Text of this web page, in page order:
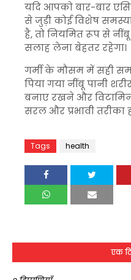
यदि आपको बार-बार
से जुड़ी कोई विशेष
है, तो नियमित रूप से
सलाह लेना बेहतर रहेगा।
गर्मी के मौसम में सही
पिया गया नींबू पानी
बनाए रखने और
सरल और प्रभावी तरीका
Tags health
एक